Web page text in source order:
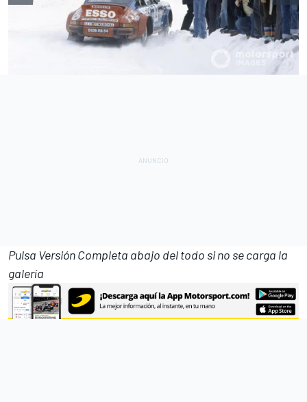
Pulsa Versión Completa abajo del todo si no se carga la
galería